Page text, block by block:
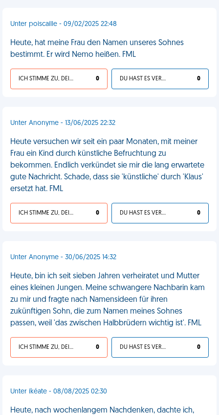
Unter poiscaille - 09/02/2025 22:48
Heute, hat meine Frau den Namen unseres Sohnes
bestimmt. Er wird Nemo heißen. FML
ICH STIMME ZU, DEIN LEBEN IST SCHEISSE 0 DU HAST ES VERDIENT 0
Unter Anonyme - 13/06/2025 22:32
Heute versuchen wir seit ein paar Monaten, mit meiner
Frau ein Kind durch künstliche Befruchtung zu
bekommen. Endlich verkündet sie mir die lang erwartete
gute Nachricht. Schade, dass sie 'künstliche' durch 'Klaus'
ersetzt hat. FML
ICH STIMME ZU, DEIN LEBEN IST SCHEISSE 0 DU HAST ES VERDIENT 0
Unter Anonyme - 30/06/2025 14:32
Heute, bin ich seit sieben Jahren verheiratet und Mutter
eines kleinen Jungen. Meine schwangere Nachbarin kam
zu mir und fragte nach Namensideen für ihren
zukünftigen Sohn, die zum Namen meines Sohnes
passen, weil 'das zwischen Halbbrüdern wichtig ist'. FML
ICH STIMME ZU, DEIN LEBEN IST SCHEISSE 0 DU HAST ES VERDIENT 0
Unter ikéate - 08/08/2025 02:30
Heute, nach wochenlangem Nachdenken, dachte ich,